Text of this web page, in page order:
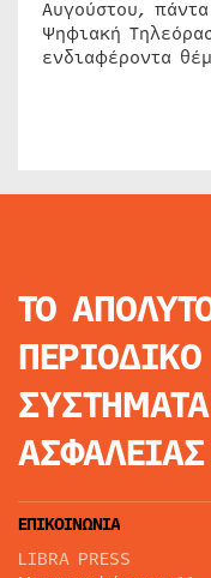
Αυγούστου,
Ψηφιακή
ενδιαφέροντα
ΤΟ
ΠΕΡΙΟΔΙΚΟ
ΣΥΣΤΗΜΑΤΑ
ΑΣΦΑΛΕΙΑΣ
ΕΠΙΚΟΙΝΩΝΙΑ
LIBRA PRESS